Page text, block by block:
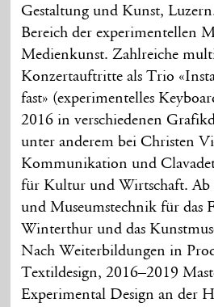
Gestaltung und Kunst,
Bereich der experimentellen
Medienkunst. Zahlreiche
Konzertauftritte als Trio
fast» (experimentelles
2016 in verschiedenen
unter anderem bei Christen
Kommunikation und
für Kultur und Wirtschaft.
und Museumstechnik für das
Winterthur und das
Nach Weiterbildungen in
Textildesign, 2016–2019
Experimental Design an der